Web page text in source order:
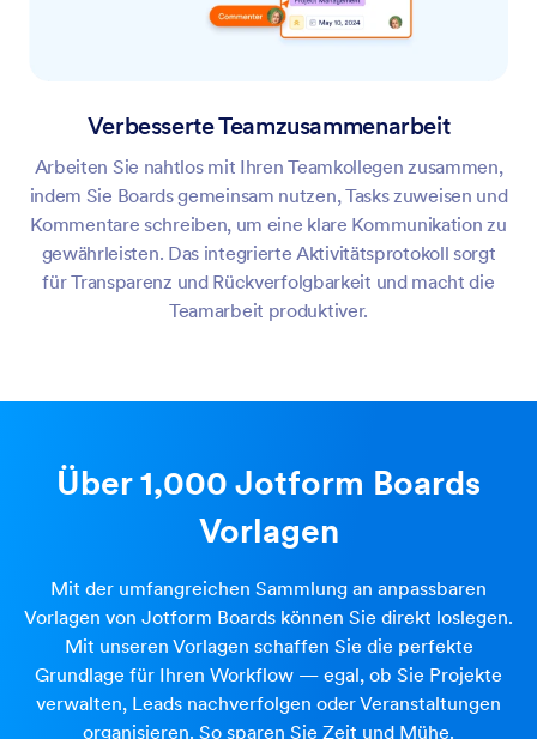
Verbesserte Teamzusammenarbeit
Arbeiten Sie nahtlos mit Ihren Teamkollegen zusammen,
indem Sie Boards gemeinsam nutzen, Tasks zuweisen und
Kommentare schreiben, um eine klare Kommunikation zu
gewährleisten. Das integrierte Aktivitätsprotokoll sorgt
für Transparenz und Rückverfolgbarkeit und macht die
Teamarbeit produktiver.
Über 1,000 Jotform Boards
Vorlagen
Mit der umfangreichen Sammlung an anpassbaren
Vorlagen von Jotform Boards können Sie direkt loslegen.
Mit unseren Vorlagen schaffen Sie die perfekte
Grundlage für Ihren Workflow — egal, ob Sie Projekte
verwalten, Leads nachverfolgen oder Veranstaltungen
organisieren. So sparen Sie Zeit und Mühe.